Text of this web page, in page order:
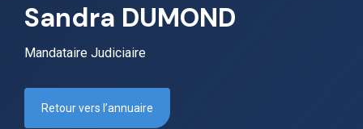
Sandra DUMOND
Mandataire Judiciaire
Retour vers l’annuaire